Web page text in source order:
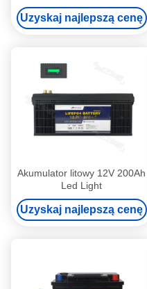
Uzyskaj najlepszą cenę
Akumulator litowy 12V 200Ah
Led Light
Uzyskaj najlepszą cenę